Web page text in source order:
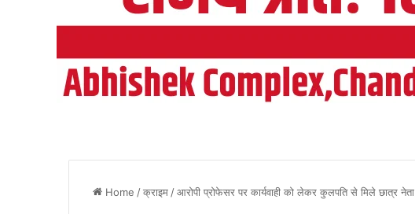
Home /क्राइम /आरोपी प्रोफेसर पर कार्यवाही को लेकर कुलपति से मिले छात्र नेता